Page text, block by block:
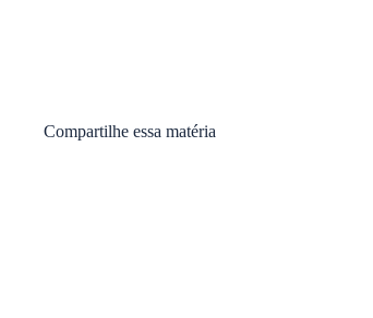
Compartilhe essa matéria